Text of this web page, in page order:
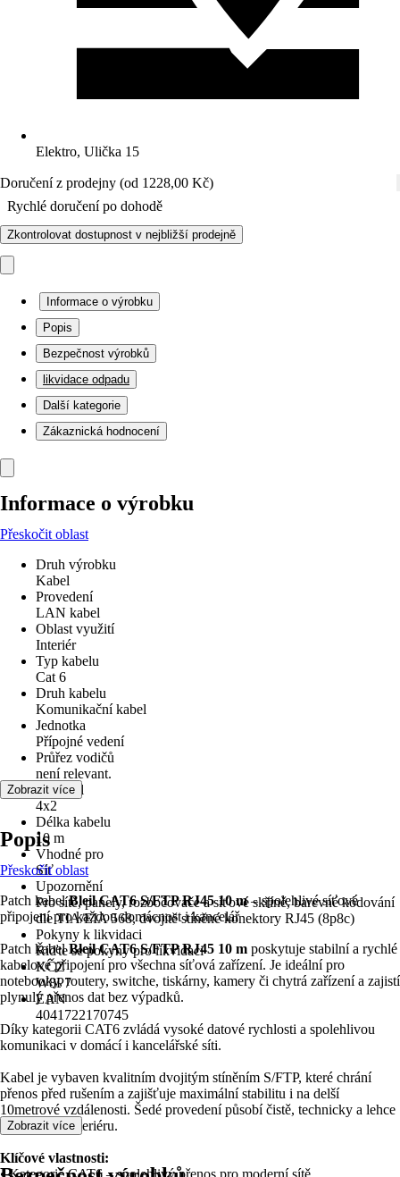
Elektro, Ulička 15
Doručení z prodejny (od 1228,00 Kč)
Rychlé doručení po dohodě
Zkontrolovat dostupnost v nejbližší prodejně
Informace o výrobku
Popis
Bezpečnost výrobků
likvidace odpadu
Další kategorie
Zákaznická hodnocení
Informace o výrobku
Přeskočit oblast
Druh výrobku
Kabel
Provedení
LAN kabel
Oblast využití
Interiér
Typ kabelu
Cat 6
Druh kabelu
Komunikační kabel
Jednotka
Přípojné vedení
Průřez vodičů
není relevant.
Počet žil
4x2
Délka kabelu
10 m
Vhodné pro
Síť
Upozornění
Pro sítě, panely, rozbočovače a síťové skříně, barevné kódování
dle TIA/EIA 568, dvojitě stíněné konektory RJ45 (8p8c)
Pokyny k likvidaci
Řiďte se pokyny pro likvidaci
KČZ
W8P7
EAN
4041722170745
Zobrazit více
Popis
Přeskočit oblast
Patch kabelBleil CAT6 S/FTP RJ45 10 m– spolehlivé síťové
připojení pro každou domácnost i kancelář
Patch kabelBleil CAT6 S/FTP RJ45 10 m poskytuje stabilní a rychlé
kabelové připojení pro všechna síťová zařízení. Je ideální pro
notebooky, routery, switche, tiskárny, kamery či chytrá zařízení a zajistí
plynulý přenos dat bez výpadků.
Díky kategorii CAT6 zvládá vysoké datové rychlosti a spolehlivou
komunikaci v domácí i kancelářské síti.
Kabel je vybaven kvalitním dvojitým stíněním S/FTP, které chrání
přenos před rušením a zajišťuje maximální stabilitu i na delší
10metrové vzdálenosti. Šedé provedení působí čistě, technicky a lehce
zapadne do interiéru.
Klíčové vlastnosti:
• Kategorie CAT6 – spolehlivý přenos pro moderní sítě
Zobrazit více